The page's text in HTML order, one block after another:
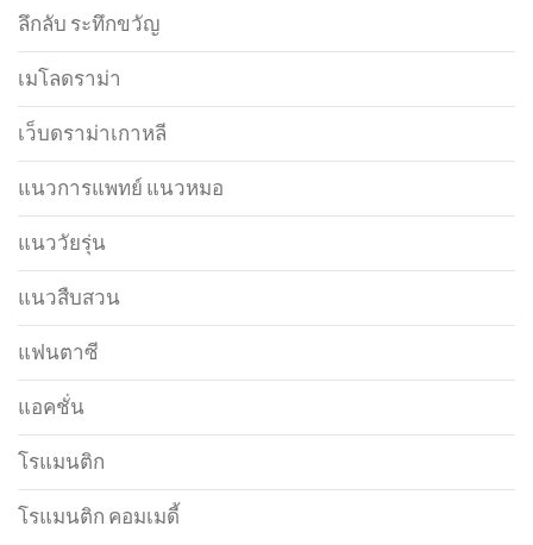
ลึกลับ ระทึกขวัญ
เมโลดราม่า
เว็บดราม่าเกาหลี
แนวการแพทย์ แนวหมอ
แนววัยรุ่น
แนวสืบสวน
แฟนตาซี
แอคชั่น
โรแมนติก
โรแมนติก คอมเมดี้